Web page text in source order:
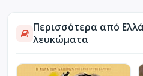
Περισσότερα από
λευκώματα